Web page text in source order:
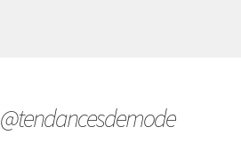
@tendancesdemode